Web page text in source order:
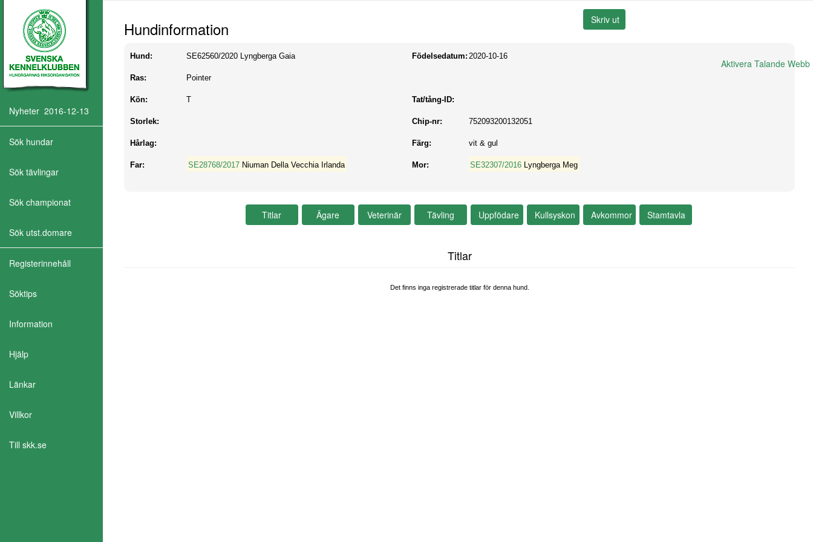
Aktivera Talande Webb
Nyheter 2016-12-13
Sök hundar
Sök tävlingar
Sök championat
Sök utst.domare
Registerinnehåll
Söktips
Information
Hjälp
Länkar
Villkor
Till skk.se
Hundinformation
Hund: SE62560/2020 Lyngberga Gaia Födelsedatum: 2020-10-16
Ras: Pointer
Kön: T Tat/tång-ID:
Storlek: Chip-nr: 752093200132051
Hårlag: Färg: vit & gul
Far: SE28768/2017 Niuman Della Vecchia Irlanda Mor: SE32307/2016 Lyngberga Meg
Titlar
Det finns inga registrerade titlar för denna hund.
Aktivera Talande Webb